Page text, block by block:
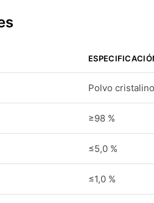
Polvo
≥98 %
≤5,0 %
≤1,0 %